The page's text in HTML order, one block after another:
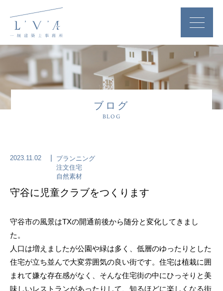
ブログ
BLOG
2023.11.02
プランニング
注文住宅
自然素材
守谷に児童クラブをつくります
守谷市の風景はTXの開通前後から随分と変化してきまし
た。
人口は増えましたが公園や緑は多く、低層のゆったりとした
住宅が立ち並んで大変雰囲気の良い街です。住宅は植栽に囲
まれて嫌な存在感がなく、そんな住宅街の中にひっそりと美
味しいレストランがあったりして、知るほどに楽しくなる街